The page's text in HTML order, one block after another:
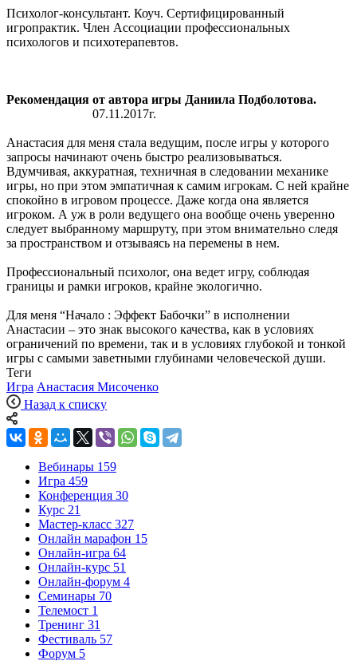
Психолог-консультант. Коуч. Сертифицированный
игропрактик. Член Ассоциации профессиональных
психологов и психотерапевтов.
Рекомендация от автора игры Даниила Подболотова.
07.11.2017г.
Анастасия для меня стала ведущим, после игры у которого
запросы начинают очень быстро реализовываться.
Вдумчивая, аккуратная, техничная в следовании механике
игры, но при этом эмпатичная к самим игрокам. С ней крайне
спокойно в игровом процессе. Даже когда она является
игроком. А уж в роли ведущего она вообще очень уверенно
следует выбранному маршруту, при этом внимательно следя
за пространством и отзываясь на перемены в нем.
Профессиональный психолог, она ведет игру, соблюдая
границы и рамки игроков, крайне экологично.
Для меня “Начало : Эффект Бабочки” в исполнении
Анастасии – это знак высокого качества, как в условиях
ограничений по времени, так и в условиях глубокой и тонкой
игры с самыми заветными глубинами человеческой души.
Теги
Игра Анастасия Мисоченко
Назад к списку
Вебинары 159
Игра 459
Конференция 30
Курс 21
Мастер-класс 327
Онлайн марафон 15
Онлайн-игра 64
Онлайн-курс 51
Онлайн-форум 4
Семинары 70
Телемост 1
Тренинг 31
Фестиваль 57
Форум 5